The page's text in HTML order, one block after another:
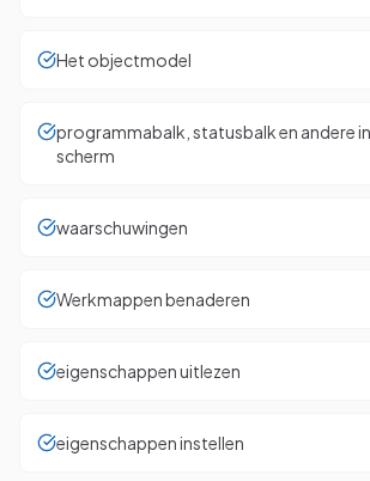
Het objectmodel
programmabalk, statusbalk en andere
scherm
waarschuwingen
Werkmappen benaderen
eigenschappen uitlezen
eigenschappen instellen